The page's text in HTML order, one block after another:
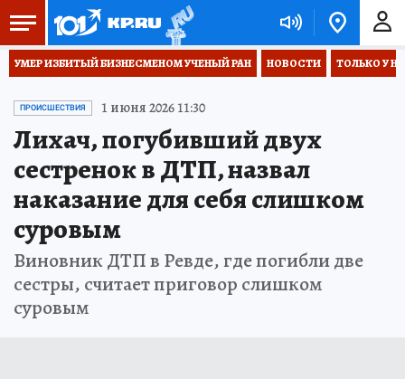
УМЕР ИЗБИТЫЙ БИЗНЕСМЕНОМ УЧЕНЫЙ РАН НОВОСТИ ТОЛЬКО У
ПРОИСШЕСТВИЯ 1 июня 2026 11:30
Лихач, погубивший двух
сестренок в ДТП, назвал
наказание для себя слишком
суровым
Виновник ДТП в Ревде, где погибли две
сестры, считает приговор слишком
суровым